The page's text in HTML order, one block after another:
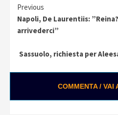
Continue
Reading
Previous
Napoli, De Laurentiis:
arrivederci”
Sassuolo, richiesta per
COMMENTA / VAI